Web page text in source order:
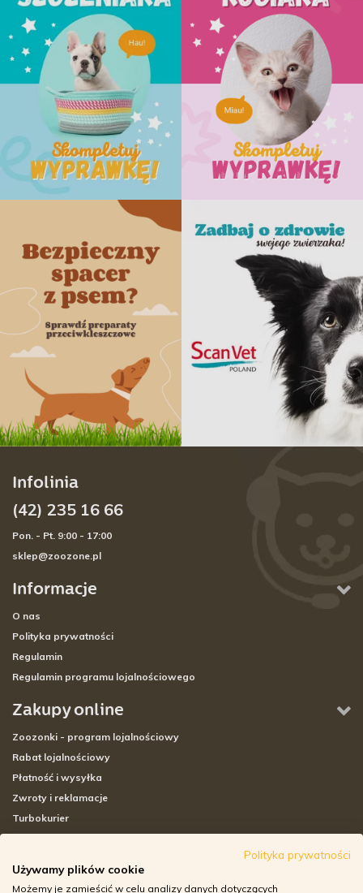
Informacje
O nas
Polityka prywatności
Regulamin
Regulamin programu lojalnościowego
Zakupy online
Zoozonki - program lojalnościowy
Rabat lojalnościowy
Płatność i wysyłka
Zwroty i reklamacje
Turbokurier
Adresy sklepów stacjonarnych
Infolinia
(42) 235 16 66
Pon. - Pt. 9:00 - 17:00
sklep@zoozone.pl
Polityka prywatności
Używamy plików cookie
Możemy je zamieścić w celu analizy danych dotyczących